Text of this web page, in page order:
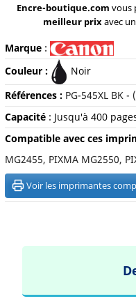
Encre-boutique.com vous
meilleur prixavec
Marque:
Couleur :
Noir
Références : PG-545XL BK -
Capacité: Jusqu'à 400
Compatible avec ces
MG2455, PIXMA MG2550,
Voir les imprimantes